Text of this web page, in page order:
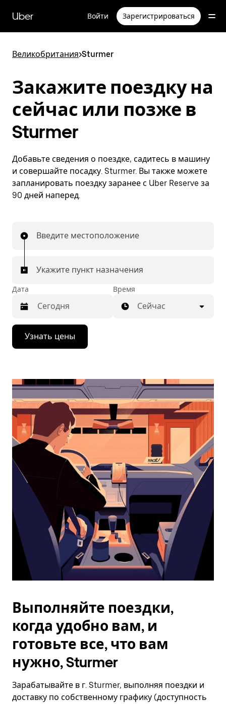
перейти
к
содержимому
Uber Войти Зарегистрироваться
Великобритания>Sturmer
Закажите поездку на
сейчас или позже в
Sturmer
Добавьте сведения о поездке, садитесь в машину
и совершайте посадку. Sturmer. Вы также можете
запланировать поездку заранее с Uber Reserve за
90 дней наперед.
Введите местоположение
Укажите пункт назначения
Дата
Нажмите
стрелку
вниз,
календарю
выбрать
дату.
Чтобы
закрыть
календарь,
нажмите
Esc.
Время
Сейчас
Узнать цены
Выполняйте поездки,
когда удобно вам, и
готовьте все, что вам
нужно, Sturmer
Зарабатывайте в г. Sturmer, выполняя поездки и
доставку по собственному графику (доступность